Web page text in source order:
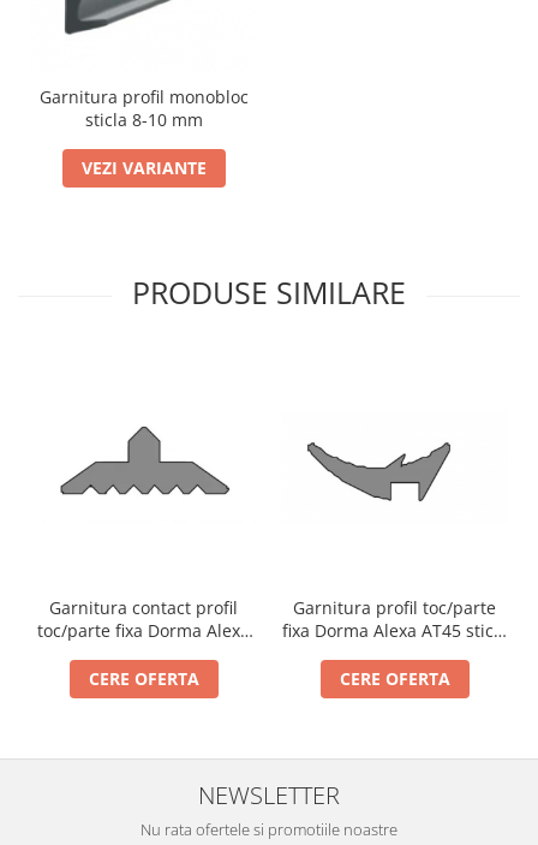
Cabluri si componente montanti
Mana curenta perete
Mana curenta
Suporti mana curenta
Accesorii mana curenta
Conectori sticla
Seturi copertina
Componente copertina
Accesorii compartimentare toalete
Garnitura profil monobloc
sticla 8-10 mm
VEZI VARIANTE
PRODUSE SIMILARE
Garnitura contact profil
toc/parte fixa Dorma Alexa
CERE OFERTA
Garnitura profil toc/parte
fixa Dorma Alexa AT45 sticla
CERE OFERTA
NEWSLETTER
Nu rata ofertele si promotiile noastre